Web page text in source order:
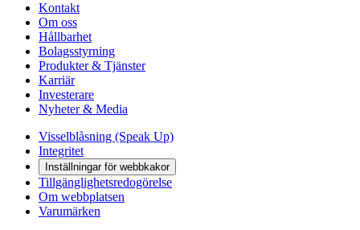
Kontakt
Om oss
Hållbarhet
Bolagsstyrning
Produkter & Tjänster
Karriär
Investerare
Nyheter & Media
Visselblåsning (Speak Up)
Integritet
Inställningar för webbkakor
Tillgänglighetsredogörelse
Om webbplatsen
Varumärken